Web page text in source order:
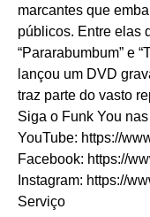
marcantes que
públicos. Entre elas
“Pararabumbum” e
lançou um DVD
traz parte do vasto
Siga o Funk You
YouTube: https://
Facebook: https://
Instagram: https://
Serviço